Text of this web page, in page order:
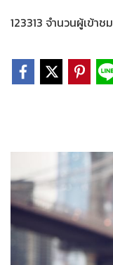
123313 จำนวนผู้เข้าชม